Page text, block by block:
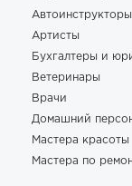
Автоинструкторы
Артисты
Бухгалтеры и
Ветеринары
Врачи
Домашний
Мастера красоты
Мастера по